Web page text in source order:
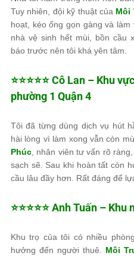
Tuy nhiên, đội kỹ thuật của Môi
hoạt, kéo ống gọn gàng và
nhà vệ sinh hết mùi, bồn cầu
báo trước nên tôi khá yên tâm.
⭐⭐⭐⭐⭐ Cô Lan – Khu
phường 1 Quận 4
Tôi đã từng dùng dịch vụ hút
hài lòng vì làm xong vẫn còn
Phúc, nhân viên tư vấn rõ
sạch sẽ. Sau khi hoàn tất còn
cầu lâu đầy hơn. Rất đáng để
⭐⭐⭐⭐⭐ Anh Tuấn –
Khu trọ của tôi có nhiều
hưởng đến người thuê. Môi